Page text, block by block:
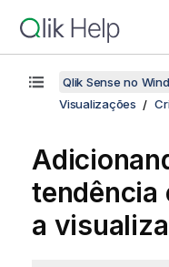
Qlik Sense no
Visualizações
tendência
a